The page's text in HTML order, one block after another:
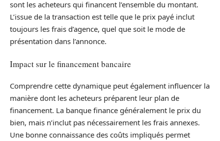
sont les acheteurs qui financent l’ensemble du montant.
L’issue de la transaction est telle que le prix payé inclut
toujours les frais d’agence, quel que soit le mode de
présentation dans l’annonce.
Impact sur le financement bancaire
Comprendre cette dynamique peut également influencer la
manière dont les acheteurs préparent leur plan de
financement. La banque finance généralement le prix du
bien, mais n’inclut pas nécessairement les frais annexes.
Une bonne connaissance des coûts impliqués permet